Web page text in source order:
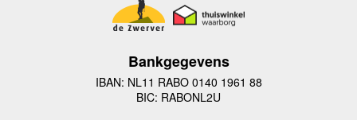
Bankgegevens
IBAN: NL11 RABO 0140 1961 88
BIC: RABONL2U